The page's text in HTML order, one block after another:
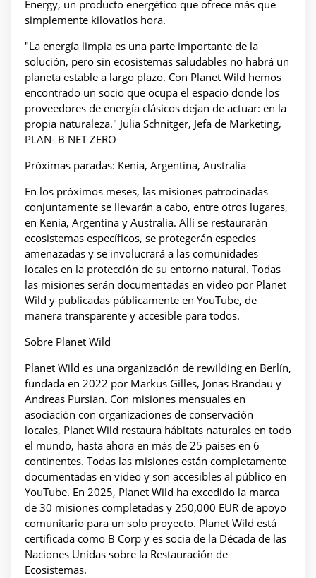
Energy, un producto energético que ofrece más que
simplemente kilovatios hora.
"La energía limpia es una parte importante de la
solución, pero sin ecosistemas saludables no habrá un
planeta estable a largo plazo. Con Planet Wild hemos
encontrado un socio que ocupa el espacio donde los
proveedores de energía clásicos dejan de actuar: en la
propia naturaleza." Julia Schnitger, Jefa de Marketing,
PLAN- B NET ZERO
Próximas paradas: Kenia, Argentina, Australia
En los próximos meses, las misiones patrocinadas
conjuntamente se llevarán a cabo, entre otros lugares,
en Kenia, Argentina y Australia. Allí se restaurarán
ecosistemas específicos, se protegerán especies
amenazadas y se involucrará a las comunidades
locales en la protección de su entorno natural. Todas
las misiones serán documentadas en video por Planet
Wild y publicadas públicamente en YouTube, de
manera transparente y accesible para todos.
Sobre Planet Wild
Planet Wild es una organización de rewilding en Berlín,
fundada en 2022 por Markus Gilles, Jonas Brandau y
Andreas Pursian. Con misiones mensuales en
asociación con organizaciones de conservación
locales, Planet Wild restaura hábitats naturales en todo
el mundo, hasta ahora en más de 25 países en 6
continentes. Todas las misiones están completamente
documentadas en video y son accesibles al público en
YouTube. En 2025, Planet Wild ha excedido la marca
de 30 misiones completadas y 250,000 EUR de apoyo
comunitario para un solo proyecto. Planet Wild está
certificada como B Corp y es socia de la Década de las
Naciones Unidas sobre la Restauración de
Ecosistemas.